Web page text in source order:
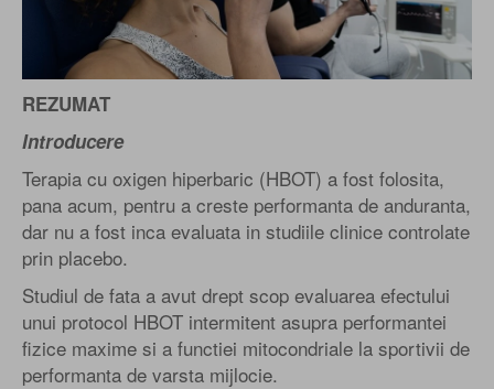
REZUMAT
Introducere
Terapia cu oxigen hiperbaric (HBOT) a fost folosita,
pana acum, pentru a creste performanta de anduranta,
dar nu a fost inca evaluata in studiile clinice controlate
prin placebo.
Studiul de fata a avut drept scop evaluarea efectului
unui protocol HBOT intermitent asupra performantei
fizice maxime si a functiei mitocondriale la sportivii de
performanta de varsta mijlocie.